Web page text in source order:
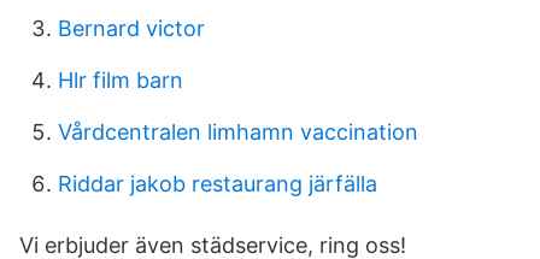
Bernard victor
Hlr film barn
Vårdcentralen limhamn vaccination
Riddar jakob restaurang järfälla
Vi erbjuder även städservice, ring oss!